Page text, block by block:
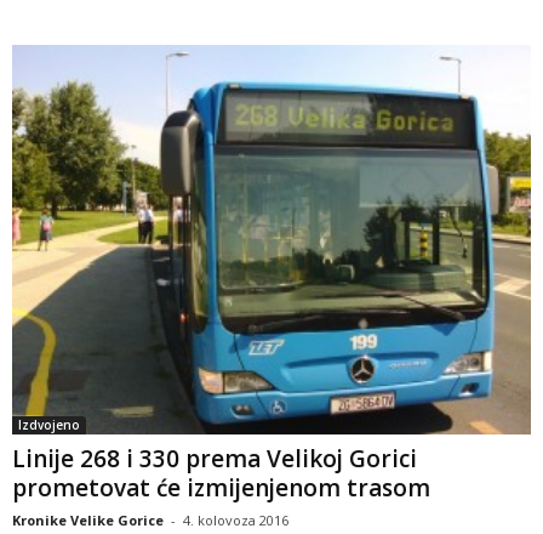
Izdvojeno
Linije 268 i 330 prema Velikoj Gorici
prometovat će izmijenjenom trasom
Kronike Velike Gorice - 4. kolovoza 2016